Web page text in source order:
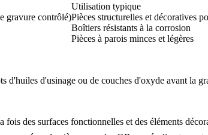
Utilisation typique
gravure contrôlé)Pièces structurelles et décoratives
Boîtiers résistants à la corrosion
Pièces à parois minces et légères
d'huiles d'usinage ou de couches d'oxyde avant la
des surfaces fonctionnelles et des éléments